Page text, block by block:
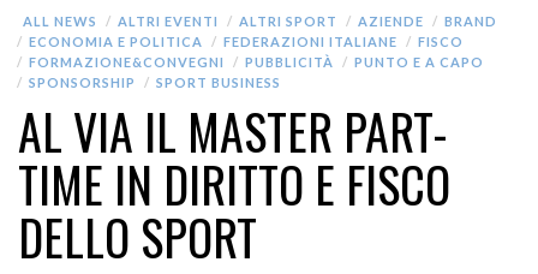
ALL NEWS ALTRI EVENTI ALTRI SPORT AZIENDE
BRAND
ECONOMIA E POLITICA
FEDERAZIONI ITALIANE
FISCO
FORMAZIONE&CONVEGNI
PUBBLICITÀ
PUNTO E A CAPO
SPONSORSHIP
SPORT BUSINESS
AL VIA IL MASTER PART-
TIME IN DIRITTO E FISCO
DELLO SPORT